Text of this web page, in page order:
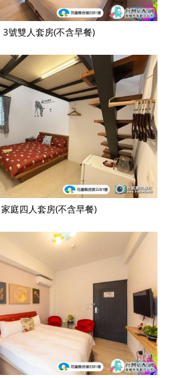
3號雙人套房(不含早餐)
家庭四人套房(不含早餐)